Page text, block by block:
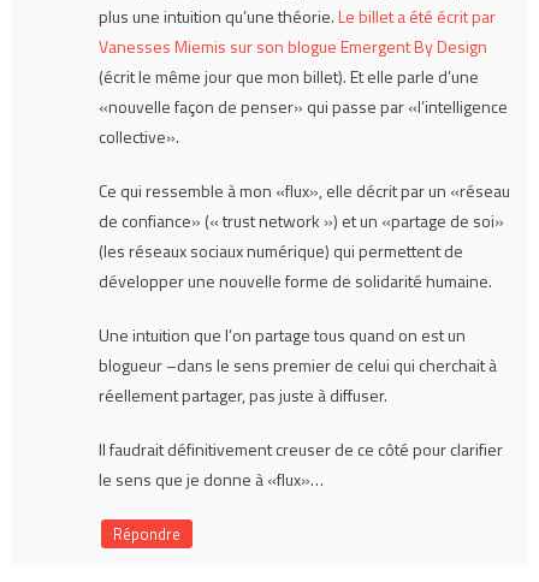
plus une intuition qu’une théorie.Le billet a été écrit par
Vanesses Miemis sur son blogue Emergent By Design
(écrit le même jour que mon billet). Et elle parle d’une
«nouvelle façon de penser» qui passe par «l’intelligence
collective».
Ce qui ressemble à mon «flux», elle décrit par un «réseau
de confiance» (« trust network ») et un «partage de soi»
(les réseaux sociaux numérique) qui permettent de
développer une nouvelle forme de solidarité humaine.
Une intuition que l’on partage tous quand on est un
blogueur –dans le sens premier de celui qui cherchait à
réellement partager, pas juste à diffuser.
Il faudrait définitivement creuser de ce côté pour clarifier
le sens que je donne à «flux»…
Répondre